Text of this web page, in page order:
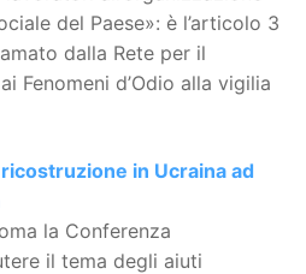
del Paese»: è l’articolo 3
dalla Rete per il
Fenomeni d’Odio alla vigilia
in Ucraina ad
la Conferenza
il tema degli aiuti